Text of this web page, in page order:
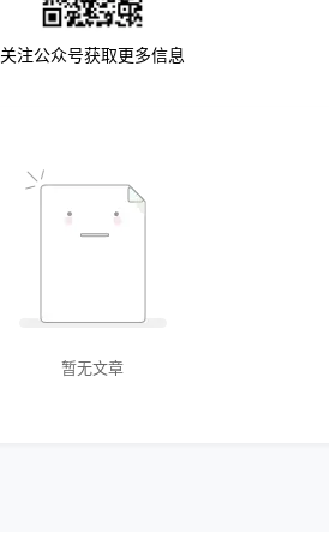
关注公众号获取更多信息
暂无文章